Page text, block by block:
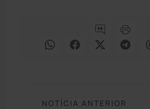
NOTÍCIA ANTERIOR